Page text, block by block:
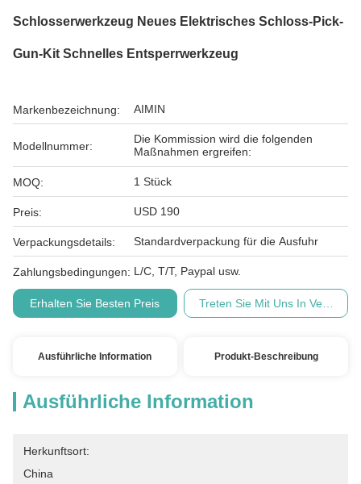
Schlosserwerkzeug Neues Elektrisches Schloss-Pick-
Gun-Kit Schnelles Entsperrwerkzeug
Markenbezeichnung: AIMIN
Modellnummer:
Die Kommission wird die folgenden
Maßnahmen ergreifen:
MOQ: 1 Stück
Preis: USD 190
Verpackungsdetails: Standardverpackung für die Ausfuhr
Zahlungsbedingungen: L/C, T/T, Paypal usw.
Erhalten Sie Besten Preis Treten Sie Mit Uns In
Ausführliche Information Produkt-Beschreibung
Ausführliche Information
Herkunftsort:
China